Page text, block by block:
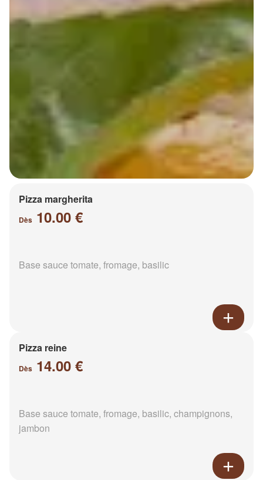
Pizza margherita
Dès 10.00 €
Base sauce tomate, fromage, basilic
Pizza reine
Dès 14.00 €
Base sauce tomate, fromage, basilic, champignons,
jambon